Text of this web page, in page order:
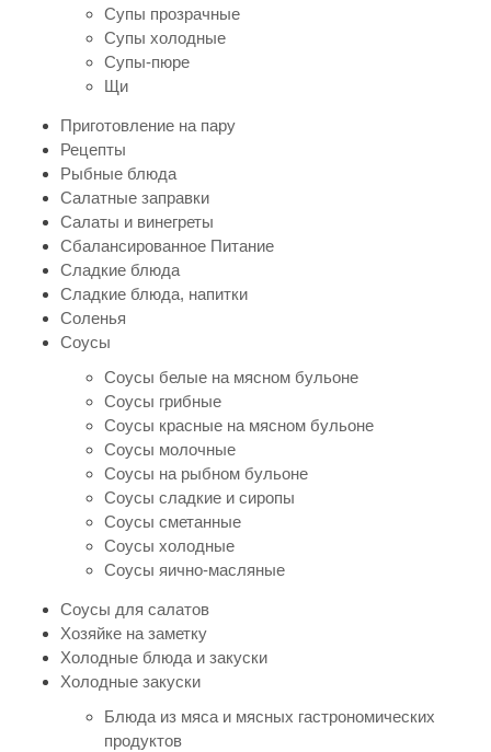
Супы прозрачные
Супы холодные
Супы-пюре
Щи
Приготовление на пару
Рецепты
Рыбные блюда
Салатные заправки
Салаты и винегреты
Сбалансированное Питание
Сладкие блюда
Сладкие блюда, напитки
Соленья
Соусы
Соусы белые на мясном бульоне
Соусы грибные
Соусы красные на мясном бульоне
Соусы молочные
Соусы на рыбном бульоне
Соусы сладкие и сиропы
Соусы сметанные
Соусы холодные
Соусы яично-масляные
Соусы для салатов
Хозяйке на заметку
Холодные блюда и закуски
Холодные закуски
Блюда из мяса и мясных гастрономических
продуктов